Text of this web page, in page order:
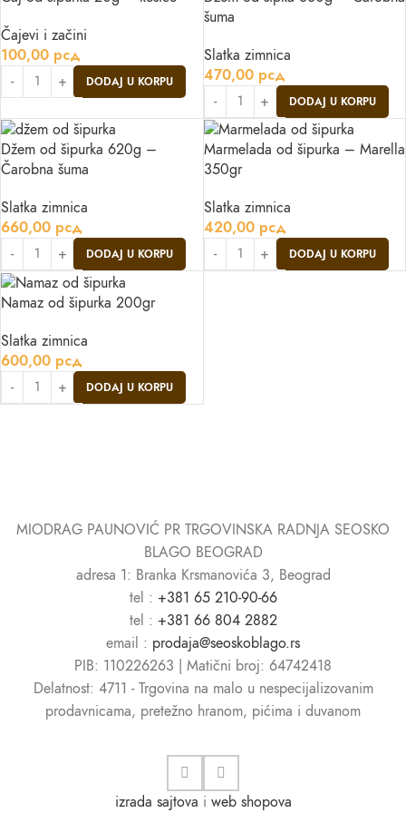
Čajevi i začini
100,00 рсд
DODAJ U KORPU
šuma
Slatka zimnica
470,00 рсд
DODAJ U KORPU
Džem od šipurka 620g –
Čarobna šuma
Slatka zimnica
660,00 рсд
DODAJ U KORPU
Marmelada od šipurka – Marella
350gr
Slatka zimnica
420,00 рсд
DODAJ U KORPU
Namaz od šipurka 200gr
Slatka zimnica
600,00 рсд
DODAJ U KORPU
MIODRAG PAUNOVIĆ PR TRGOVINSKA RADNJA SEOSKO
BLAGO BEOGRAD
adresa 1: Branka Krsmanovića 3, Beograd
tel : +381 65 210-90-66
tel : +381 66 804 2882
email : prodaja@seoskoblago.rs
PIB: 110226263 | Matični broj: 64742418
Delatnost: 4711 - Trgovina na malo u nespecijalizovanim
prodavnicama, pretežno hranom, pićima i duvanom
izrada sajtova i web shopova